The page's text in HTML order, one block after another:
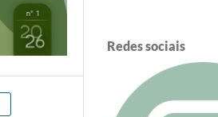
Redes sociais